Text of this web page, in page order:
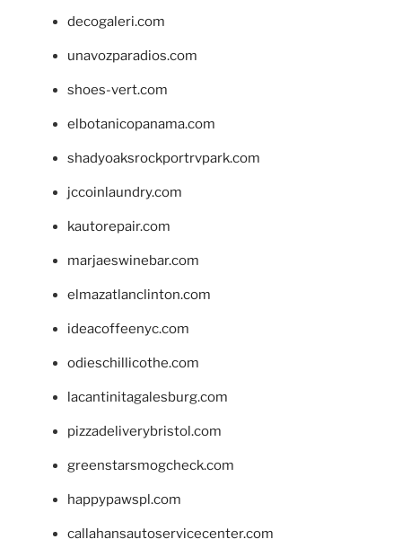
decogaleri.com
unavozparadios.com
shoes-vert.com
elbotanicopanama.com
shadyoaksrockportrvpark.com
jccoinlaundry.com
kautorepair.com
marjaeswinebar.com
elmazatlanclinton.com
ideacoffeenyc.com
odieschillicothe.com
lacantinitagalesburg.com
pizzadeliverybristol.com
greenstarsmogcheck.com
happypawspl.com
callahansautoservicecenter.com